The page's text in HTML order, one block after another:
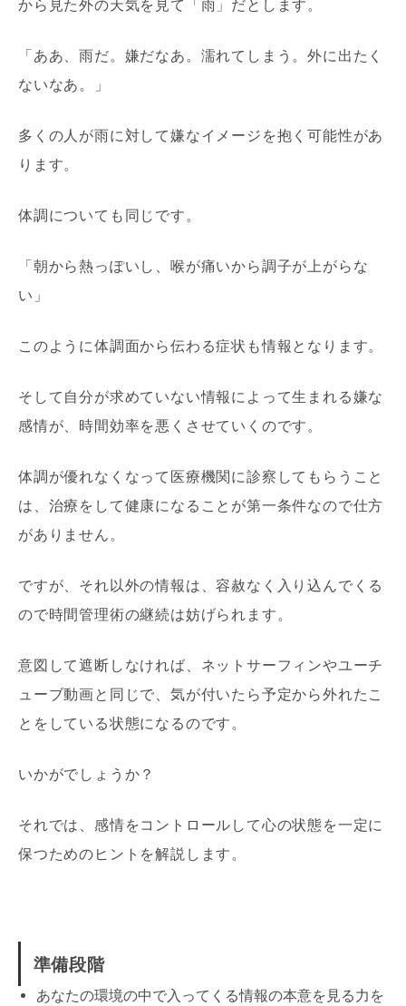
から見た外の天気を見て「雨」だとします。
「ああ、雨だ。嫌だなあ。濡れてしまう。外に出たく
ないなあ。」
多くの人が雨に対して嫌なイメージを抱く可能性があ
ります。
体調についても同じです。
「朝から熱っぽいし、喉が痛いから調子が上がらな
い」
このように体調面から伝わる症状も情報となります。
そして自分が求めていない情報によって生まれる嫌な
感情が、時間効率を悪くさせていくのです。
体調が優れなくなって医療機関に診察してもらうこと
は、治療をして健康になることが第一条件なので仕方
がありません。
ですが、それ以外の情報は、容赦なく入り込んでくる
ので時間管理術の継続は妨げられます。
意図して遮断しなければ、ネットサーフィンやユーチ
ューブ動画と同じで、気が付いたら予定から外れたこ
とをしている状態になるのです。
いかがでしょうか？
それでは、感情をコントロールして心の状態を一定に
保つためのヒントを解説します。
準備段階
あなたの環境の中で入ってくる情報の本意を見る力を